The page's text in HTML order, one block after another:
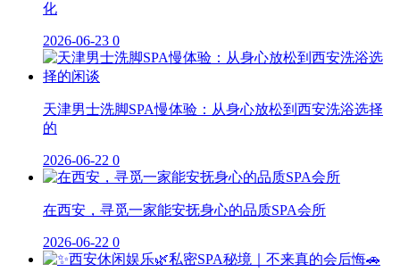
化
2026-06-23 0
天津男士洗脚SPA慢体验：从身心放松到西安洗浴选择
的
2026-06-22 0
在西安，寻觅一家能安抚身心的品质SPA会所
2026-06-22 0